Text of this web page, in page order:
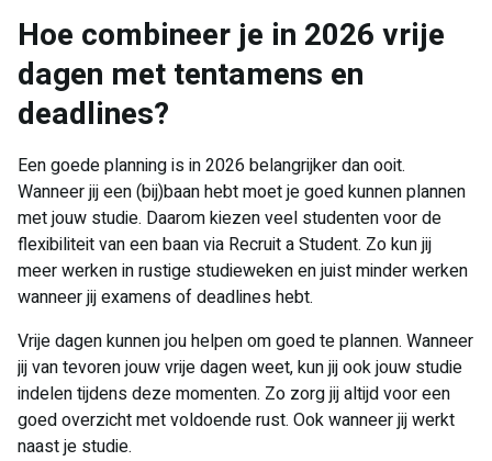
Hoe combineer je in 2026 vrije
dagen met tentamens en
deadlines?
Een goede planning is in 2026 belangrijker dan ooit.
Wanneer jij een (bij)baan hebt moet je goed kunnen plannen
met jouw studie. Daarom kiezen veel studenten voor de
flexibiliteit van een baan via Recruit a Student. Zo kun jij
meer werken in rustige studieweken en juist minder werken
wanneer jij examens of deadlines hebt.
Vrije dagen kunnen jou helpen om goed te plannen. Wanneer
jij van tevoren jouw vrije dagen weet, kun jij ook jouw studie
indelen tijdens deze momenten. Zo zorg jij altijd voor een
goed overzicht met voldoende rust. Ook wanneer jij werkt
naast je studie.